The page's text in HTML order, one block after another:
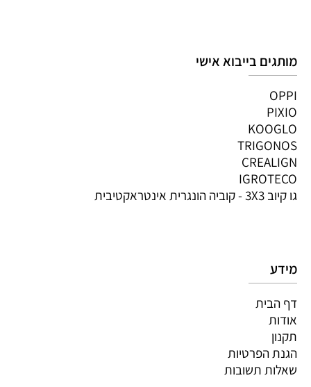
מותגים בייבוא אישי
OPPI
PIXIO
KOOGLO
TRIGONOS
CREALIGN
IGROTECO
גו קיוב 3X3 - קוביה הונגרית אינטראקטיבית
מידע
דף הבית
אודות
תקנון
הגנת הפרטיות
שאלות תשובות